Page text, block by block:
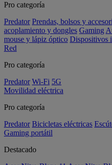
Pro categoría
Predator Prendas, bolsos y
acoplamiento y dongles Gaming
mouse y lápiz óptico Dispositivos
Red
Pro categoría
Predator Wi-Fi 5G
Movilidad eléctrica
Pro categoría
Predator Bicicletas eléctricas
Gaming portátil
Destacado